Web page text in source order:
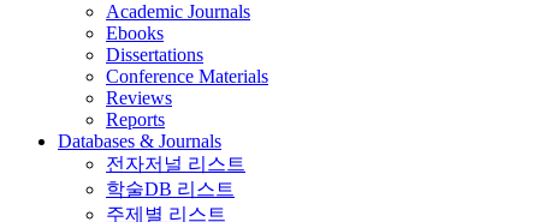
Academic Journals
Ebooks
Dissertations
Conference Materials
Reviews
Reports
Databases & Journals
전자저널 리스트
학술DB 리스트
주제별 리스트